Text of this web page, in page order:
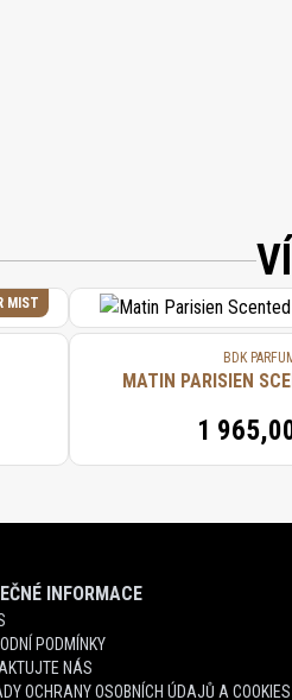
MIST
BDK
MATIN PARISIEN
1
INFORMACE
PODMÍNKY
NÁS
OCHRANY OSOBNÍCH ÚDAJŮ A COOKIES